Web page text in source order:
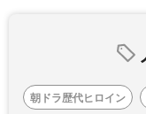
朝ドラ歴代ヒロイン